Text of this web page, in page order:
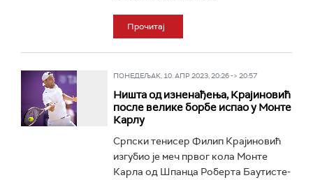
Прочитај
ПОНЕДЕЉАК, 10. АПР 2023, 20:26 -> 20:57
Ништа од изненађења, Крајиновић
после велике борбе испао у Монте
Карлу
Српски тенисер Филип Крајиновић
изгубио је меч првог кола Монте
Карла од Шпанца Роберта Баутисте-